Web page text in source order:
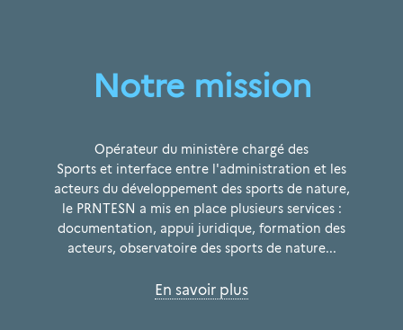
Notre mission
Opérateur du ministère chargé des
Sports et interface entre l'administration et les
acteurs du développement des sports de nature,
le PRNTESN a mis en place plusieurs services :
documentation, appui juridique, formation des
acteurs, observatoire des sports de nature...
En savoir plus